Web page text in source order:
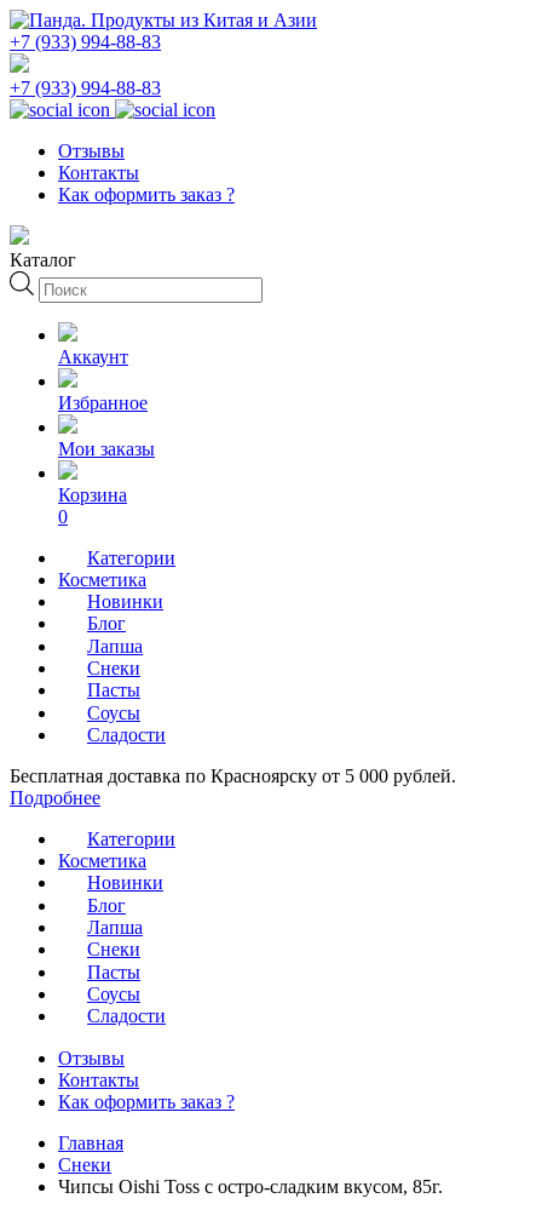
+7 (933) 994-88-83
+7 (933) 994-88-83
Отзывы
Контакты
Как оформить заказ ?
Каталог
Поиск
товаров
Аккаунт
Избранное
Мои заказы
Корзина
0
Категории
Косметика
Новинки
Блог
Лапша
Снеки
Пасты
Соусы
Сладости
Бесплатная доставка по Красноярску от 5 000 рублей.
Подробнее
Категории
Косметика
Новинки
Блог
Лапша
Снеки
Пасты
Соусы
Сладости
Отзывы
Контакты
Как оформить заказ ?
Главная
Снеки
Чипсы Oishi Toss с остро-сладким вкусом, 85г.